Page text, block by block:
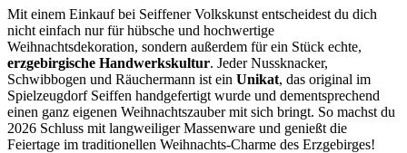
Mit einem Einkauf bei Seiffener Volkskunst entscheidest du dich
nicht einfach nur für hübsche und hochwertige
Weihnachtsdekoration, sondern außerdem für ein Stück echte,
erzgebirgische Handwerkskultur. Jeder Nussknacker,
Schwibbogen und Räuchermann ist ein Unikat, das original im
Spielzeugdorf Seiffen handgefertigt wurde und dementsprechend
einen ganz eigenen Weihnachtszauber mit sich bringt. So machst du
2026 Schluss mit langweiliger Massenware und genießt die
Feiertage im traditionellen Weihnachts-Charme des Erzgebirges!